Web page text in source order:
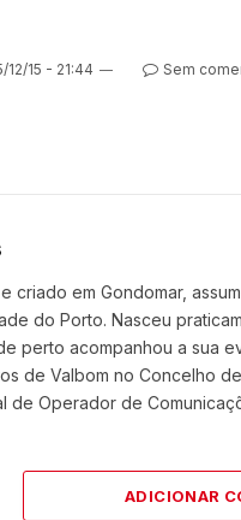
12/15 - 21:44 Sem
criado em Gondomar,
do Porto. Nasceu
perto acompanhou a sua
de Valbom no Concelho
de Operador de
ADICIONAR